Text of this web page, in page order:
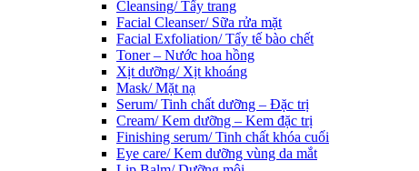
Cleansing/ Tẩy trang
Facial Cleanser/ Sữa rửa mặt
Facial Exfoliation/ Tẩy tế bào chết
Toner – Nước hoa hồng
Xịt dưỡng/ Xịt khoáng
Mask/ Mặt nạ
Serum/ Tinh chất dưỡng – Đặc trị
Cream/ Kem dưỡng – Kem đặc trị
Finishing serum/ Tinh chất khóa cuối
Eye care/ Kem dưỡng vùng da mắt